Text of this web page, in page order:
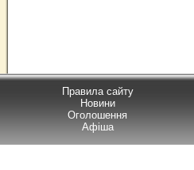
Правила сайту
Новини
Оголошення
Афіша